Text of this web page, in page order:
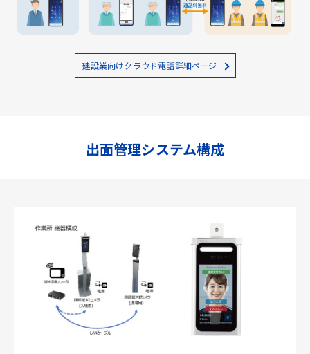
建設業向けクラウド電話詳細ページ
出面管理システム構成